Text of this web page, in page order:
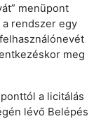
menüpont
rendszer egy
meg
a licitálás
lévő Belépés